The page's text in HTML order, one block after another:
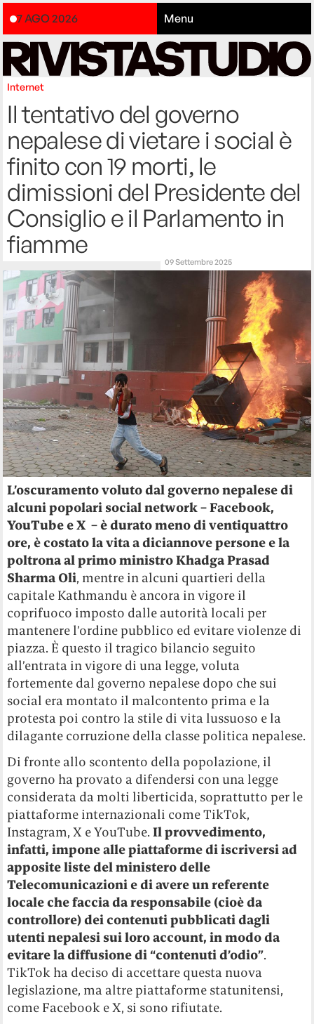
7 AGO 2026 Menu
Internet
Il tentativo del governo
nepalese di vietare i social è
finito con 19 morti, le
dimissioni del Presidente del
Consiglio e il Parlamento in
fiamme
09 Settembre 2025
L’oscuramento voluto dal governo nepalese di
alcuni popolari social network – Facebook,
YouTube e X – è durato meno di ventiquattro
ore, è costato la vita a diciannove persone e la
poltrona al primo ministro Khadga Prasad
Sharma Oli, mentre in alcuni quartieri della
capitale Kathmandu è ancora in vigore il
coprifuoco imposto dalle autorità locali per
mantenere l’ordine pubblico ed evitare violenze di
piazza. È questo il tragico bilancio seguito
all’entrata in vigore di una legge, voluta
fortemente dal governo nepalese dopo che sui
social era montato il malcontento prima e la
protesta poi contro la stile di vita lussuoso e la
dilagante corruzione della classe politica nepalese.
Di fronte allo scontento della popolazione, il
governo ha provato a difendersi con una legge
considerata da molti liberticida, soprattutto per le
piattaforme internazionali come TikTok,
Instagram, X e YouTube.Il provvedimento,
infatti, impone alle piattaforme di iscriversi ad
apposite liste del ministero delle
Telecomunicazioni e di avere un referente
locale che faccia da responsabile (cioè da
controllore) dei contenuti pubblicati dagli
utenti nepalesi sui loro account, in modo da
evitare la diffusione di “contenuti d’odio”.
TikTok ha deciso di accettare questa nuova
legislazione, ma altre piattaforme statunitensi,
come Facebook e X, si sono rifiutate.